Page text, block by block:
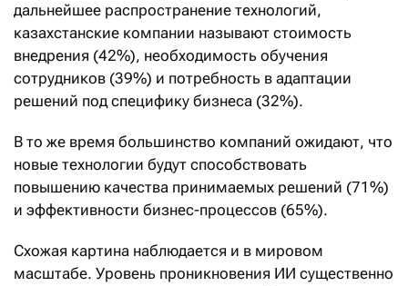
дальнейшее распространение технологий,
казахстанские компании называют стоимость
внедрения (42%), необходимость обучения
сотрудников (39%) и потребность в адаптации
решений под специфику бизнеса (32%).
В то же время большинство компаний ожидают, что
новые технологии будут способствовать
повышению качества принимаемых решений (71%)
и эффективности бизнес-процессов (65%).
Схожая картина наблюдается и в мировом
масштабе. Уровень проникновения ИИ существенно